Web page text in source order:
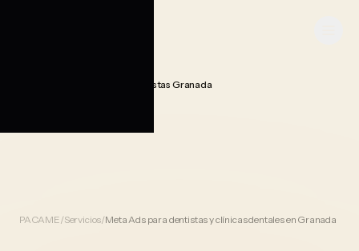
Publicidad Meta Ads Dentistas Granada
PACAME/Servicios/Meta Ads para dentistas y clínicas dentales en Granada